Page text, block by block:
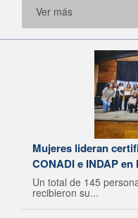
Ver más
Mujeres lideran
CONADI e INDAP
Un total de 145
recibieron su...